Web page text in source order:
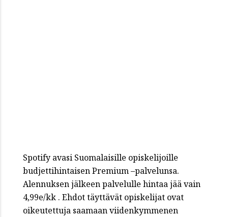
Spotify avasi Suomalaisille opiskelijoille
budjettihintaisen Premium –palvelunsa.
Alennuksen jälkeen palvelulle hintaa jää vain
4,99e/kk . Ehdot täyttävät opiskelijat ovat
oikeutettuja saamaan viidenkymmenen